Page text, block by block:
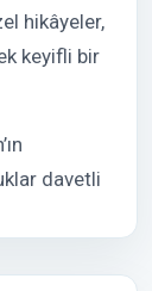
hikâyeler,
keyifli bir
davetli